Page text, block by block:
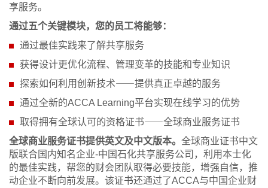
享服务。
通过五个关键模块，您的员工将能够：
通过最佳实践来了解共享服务
获得设计更优化流程、管理变革的技能和专业知识
探索如何利用创新技术⸺提供真正卓越的服务
通过全新的ACCA Learning平台实现在线学习的优势
取得拥有全球认可的资格证书⸺全球商业服务证书
全球商业服务证书提供英文及中文版本。 全球商业证书中文
版联合国内知名企业-中国石化共享服务公司，利用本士化
的最佳实践，帮您的财会团队取得必要技能，增强自信，推
动企业不断向前发展。该证书还通过了ACCA与中国企业财